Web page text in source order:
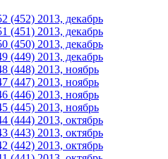
(452) 2013, декабрь
(451) 2013, декабрь
(450) 2013, декабрь
(449) 2013, декабрь
(448) 2013, ноябрь
(447) 2013, ноябрь
(446) 2013, ноябрь
(445) 2013, ноябрь
(444) 2013, октябрь
(443) 2013, октябрь
(442) 2013, октябрь